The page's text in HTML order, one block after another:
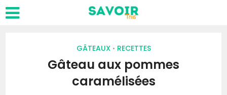
GÂTEAUX • RECETTES
Gâteau aux pommes
caramélisées